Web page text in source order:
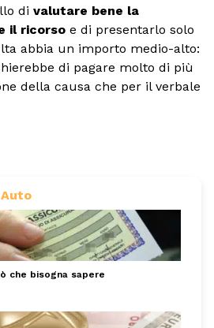
di valutare bene la
il ricorso e di presentarlo solo
abbia un importo medio-alto:
di pagare molto di più
della causa che per il verbale
Auto
che bisogna sapere